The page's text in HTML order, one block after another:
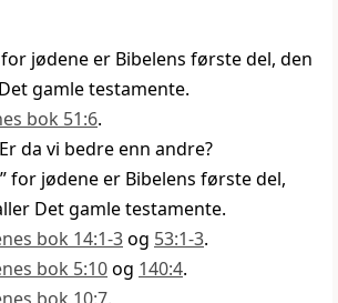
for jødene er Bibelens første del, den
gamle testamente.
bok 51:6.
da vi bedre enn andre?
for jødene er Bibelens første del,
Det gamle testamente.
bok 14:1-3og 53:1-3.
bok 5:10og 140:4.